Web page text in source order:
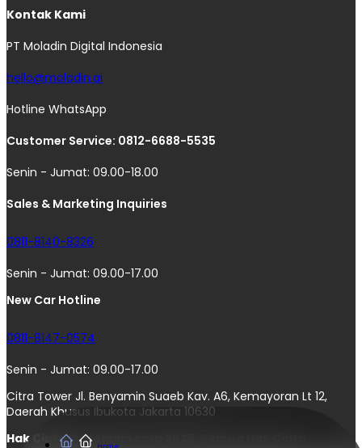
Kontak Kami
PT Moladin Digital Indonesia
hello@moladin.ai
Hotline WhatsApp
Customer Service: 0812-6688-5535
Senin - Jumat: 09.00-18.00
Sales & Marketing Inquiries
0811-8140-8326
Senin - Jumat: 09.00-17.00
New Car Hotline
0811-8147-0574
Senin - Jumat: 09.00-17.00
Citra Tower Jl. Benyamin Suaeb Kav. A6, Kemayoran Lt 12,
Daerah Khusus Ibukota Jakarta 10630
Hak Cipta © moladin.com 2025. Semua Hak Cipta